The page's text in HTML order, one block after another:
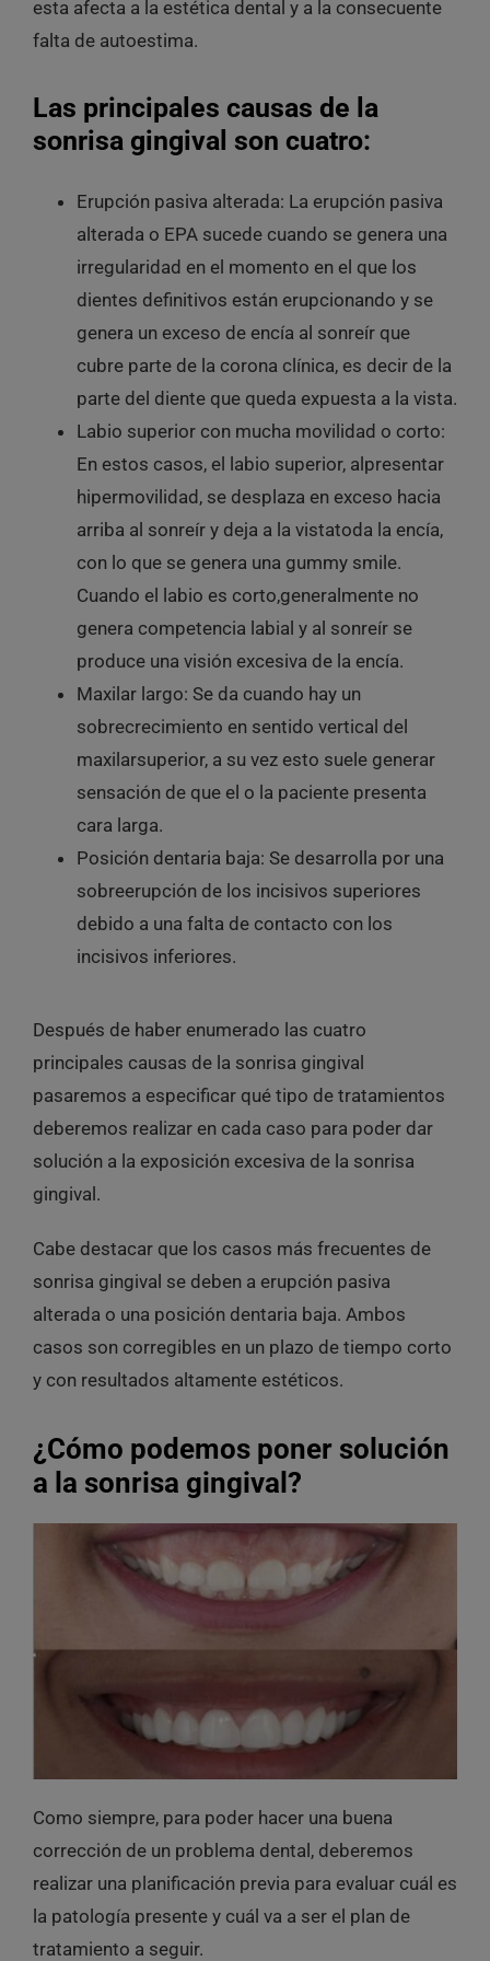
esta afecta a la estética dental y a la consecuente
falta de autoestima.
Las principales causas de la
sonrisa gingival son cuatro:
Erupción pasiva alterada: La erupción pasiva
alterada o EPA sucede cuando se genera una
irregularidad en el momento en el que los
dientes definitivos están erupcionando y se
genera un exceso de encía al sonreír que
cubre parte de la corona clínica, es decir de la
parte del diente que queda expuesta a la vista.
Labio superior con mucha movilidad o corto:
En estos casos, el labio superior, alpresentar
hipermovilidad, se desplaza en exceso hacia
arriba al sonreír y deja a la vistatoda la encía,
con lo que se genera una gummy smile.
Cuando el labio es corto,generalmente no
genera competencia labial y al sonreír se
produce una visión excesiva de la encía.
Maxilar largo: Se da cuando hay un
sobrecrecimiento en sentido vertical del
maxilarsuperior, a su vez esto suele generar
sensación de que el o la paciente presenta
cara larga.
Posición dentaria baja: Se desarrolla por una
sobreerupción de los incisivos superiores
debido a una falta de contacto con los
incisivos inferiores.
Después de haber enumerado las cuatro
principales causas de la sonrisa gingival
pasaremos a especificar qué tipo de tratamientos
deberemos realizar en cada caso para poder dar
solución a la exposición excesiva de la sonrisa
gingival.
Cabe destacar que los casos más frecuentes de
sonrisa gingival se deben a erupción pasiva
alterada o una posición dentaria baja. Ambos
casos son corregibles en un plazo de tiempo corto
y con resultados altamente estéticos.
¿Cómo podemos poner solución
a la sonrisa gingival?
Como siempre, para poder hacer una buena
corrección de un problema dental, deberemos
realizar una planificación previa para evaluar cuál es
la patología presente y cuál va a ser el plan de
tratamiento a seguir.